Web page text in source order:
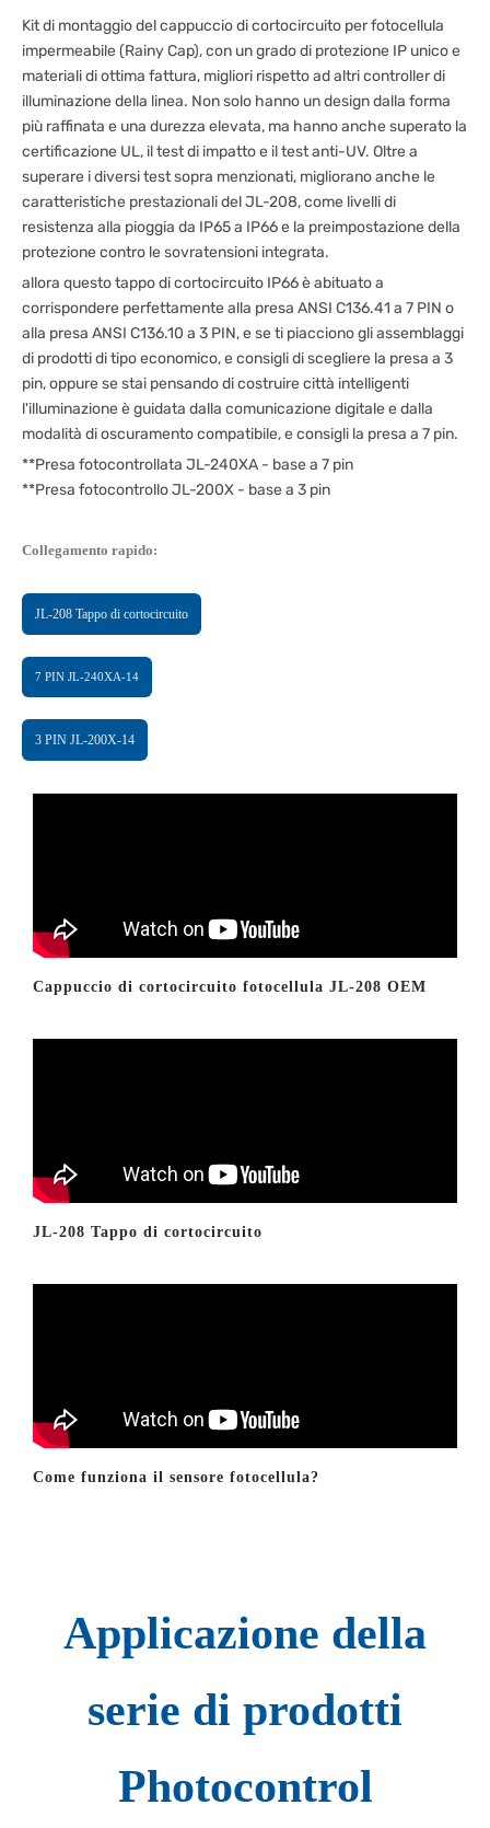
Kit di montaggio del cappuccio di cortocircuito per fotocellula
impermeabile (Rainy Cap), con un grado di protezione IP unico e
materiali di ottima fattura, migliori rispetto ad altri controller di
illuminazione della linea. Non solo hanno un design dalla forma
più raffinata e una durezza elevata, ma hanno anche superato la
certificazione UL, il test di impatto e il test anti-UV. Oltre a
superare i diversi test sopra menzionati, migliorano anche le
caratteristiche prestazionali del JL-208, come livelli di
resistenza alla pioggia da IP65 a IP66 e la preimpostazione della
protezione contro le sovratensioni integrata.
allora questo tappo di cortocircuito IP66 è abituato a
corrispondere perfettamente alla presa ANSI C136.41 a 7 PIN o
alla presa ANSI C136.10 a 3 PIN, e se ti piacciono gli assemblaggi
di prodotti di tipo economico, e consigli di scegliere la presa a 3
pin, oppure se stai pensando di costruire città intelligenti
l'illuminazione è guidata dalla comunicazione digitale e dalla
modalità di oscuramento compatibile, e consigli la presa a 7 pin.
**Presa fotocontrollata JL-240XA - base a 7 pin
**Presa fotocontrollo JL-200X - base a 3 pin
Collegamento rapido:
JL-208 Tappo di cortocircuito
7 PIN JL-240XA-14
3 PIN JL-200X-14
Cappuccio di cortocircuito fotocellula JL-208 OEM
JL-208 Tappo di cortocircuito
Come funziona il sensore fotocellula?
Applicazione della
serie di prodotti
Photocontrol